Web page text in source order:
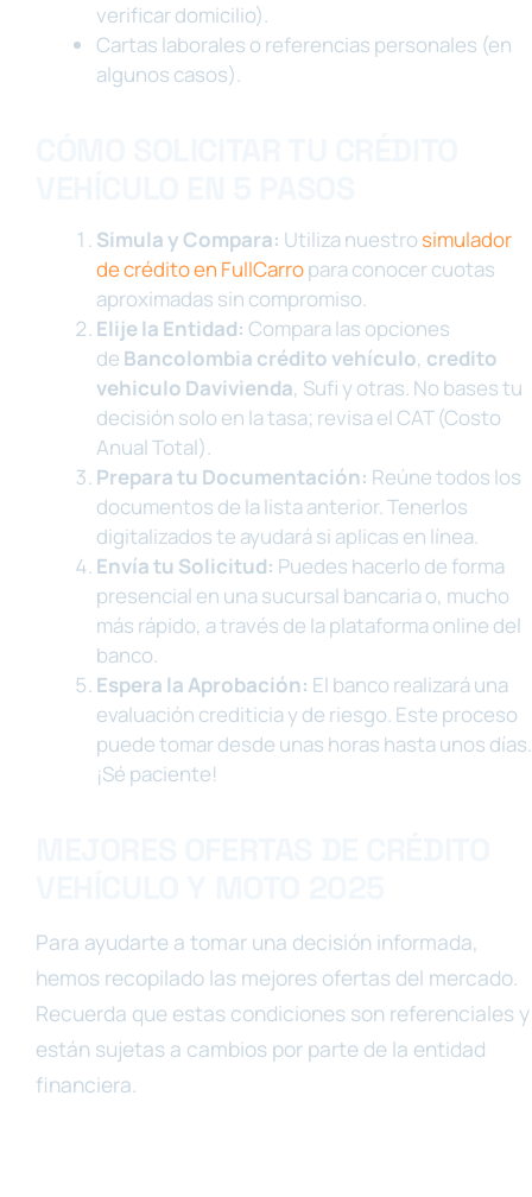
verificar domicilio).
Cartas laborales o referencias personales (en
algunos casos).
Simula y Compara: Utiliza nuestro simulador
de crédito en FullCarropara conocer cuotas
aproximadas sin compromiso.
Elije la Entidad: Compara las opciones
de Bancolombia crédito vehículo, credito
vehiculo Davivienda, Sufi y otras. No bases tu
decisión solo en la tasa; revisa el CAT (Costo
Anual Total).
Prepara tu Documentación: Reúne todos los
documentos de la lista anterior. Tenerlos
digitalizados te ayudará si aplicas en línea.
Envía tu Solicitud: Puedes hacerlo de forma
presencial en una sucursal bancaria o, mucho
más rápido, a través de la plataforma online del
banco.
Espera la Aprobación: El banco realizará una
evaluación crediticia y de riesgo. Este proceso
puede tomar desde unas horas hasta unos días.
¡Sé paciente!
Para ayudarte a tomar una decisión informada,
hemos recopilado las mejores ofertas del mercado.
Recuerda que estas condiciones son referenciales y
están sujetas a cambios por parte de la entidad
financiera.